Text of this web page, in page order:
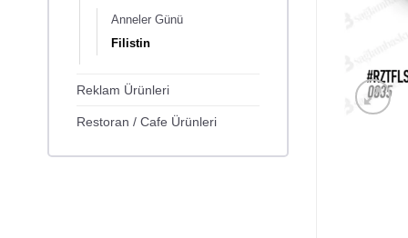
Anneler Günü
Filistin
Reklam Ürünleri
Restoran / Cafe Ürünleri